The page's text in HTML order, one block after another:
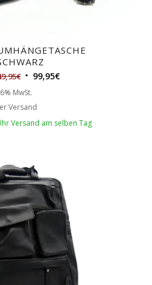
€ 99,95€
MwSt.
Versand
Versand am selben Tag